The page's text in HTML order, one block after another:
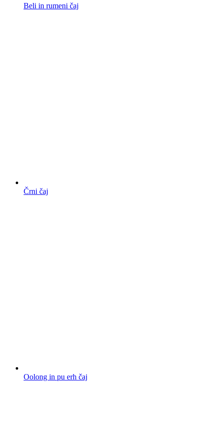
Beli in rumeni čaj
Črni čaj
Oolong in pu erh čaj